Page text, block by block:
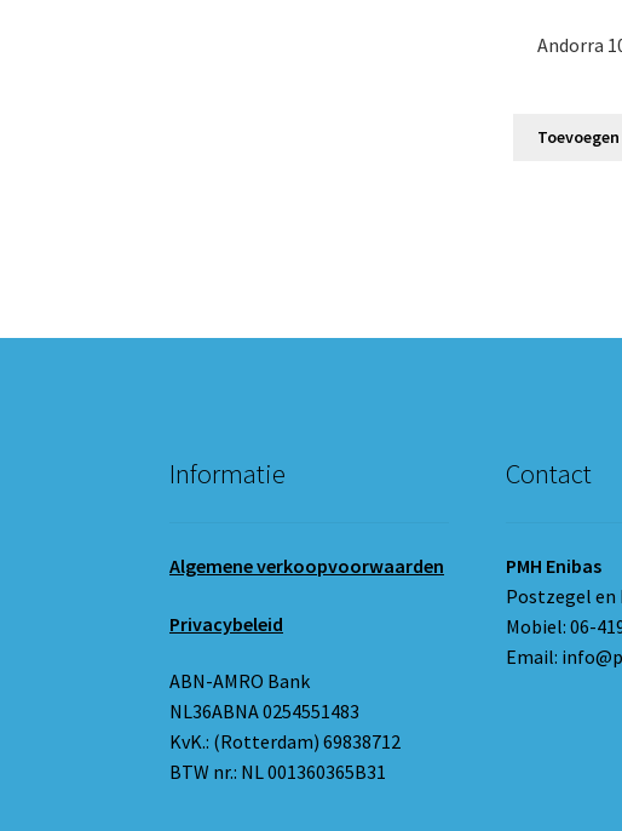
Andorra
Informatie
Algemene verkoopvoorwaarden
Privacybeleid
ABN-AMRO Bank
NL36ABNA 0254551483
KvK.: (Rotterdam) 69838712
BTW nr.: NL 001360365B31
Contact
PMH Enibas
Postzegel en
Mobiel: 06-
Email: